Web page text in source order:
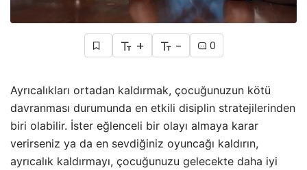
+ - 0
Ayrıcalıkları ortadan kaldırmak, çocuğunuzun kötü
davranması durumunda en etkili disiplin stratejilerinden
biri olabilir. İster eğlenceli bir olayı almaya karar
verirseniz ya da en sevdiğiniz oyuncağı kaldırın,
ayrıcalık kaldırmayı, çocuğunuzu gelecekte daha iyi